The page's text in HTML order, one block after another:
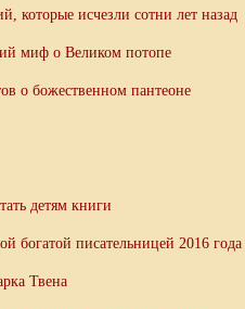
которые исчезли сотни лет назад
миф о Великом потопе
о божественном пантеоне
детям книги
богатой писательницей 2016 года
Твена